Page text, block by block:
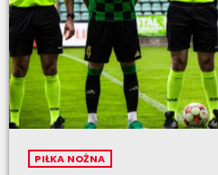
PIŁKA NOŻNA